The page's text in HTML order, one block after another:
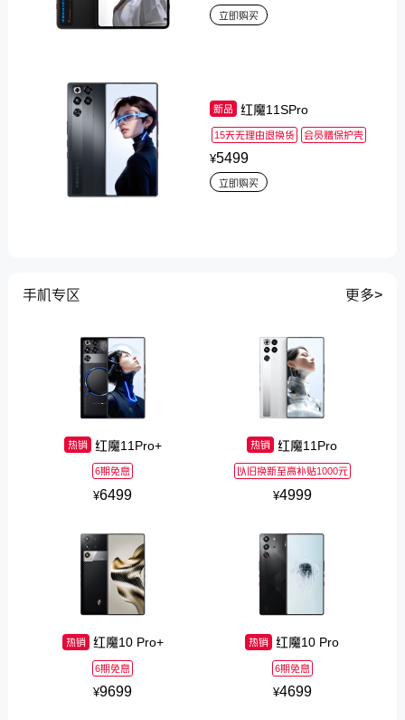
立即购买
新品 红魔11SPro
15天无理由退换货 会员赠保护壳
¥5499
立即购买
手机专区 更多>
热销 红魔11Pro+
6期免息
¥6499
热销 红魔11Pro
以旧换新至高补贴1000元
¥4999
热销 红魔10 Pro+
6期免息
¥9699
热销 红魔10 Pro
6期免息
¥4699